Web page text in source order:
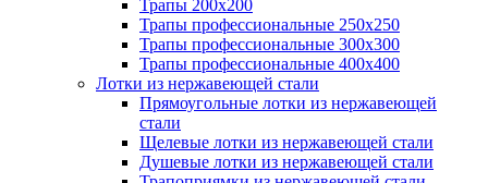
Трапы 200х200
Трапы профессиональные 250х250
Трапы профессиональные 300х300
Трапы профессиональные 400х400
Лотки из нержавеющей стали
Прямоугольные лотки из нержавеющей
стали
Щелевые лотки из нержавеющей стали
Душевые лотки из нержавеющей стали